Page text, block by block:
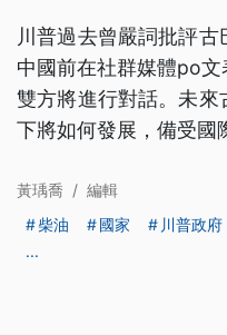
川普過去曾嚴詞批評
中國前在社群媒體po文
雙方將進行對話。未來
下將如何發展，備受國
黃瑀喬 / 編輯
柴油
國家 川普政府
...